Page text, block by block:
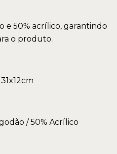
e 50% acrílico, garantindo
o produto.
31x12cm
/ 50% Acrílico